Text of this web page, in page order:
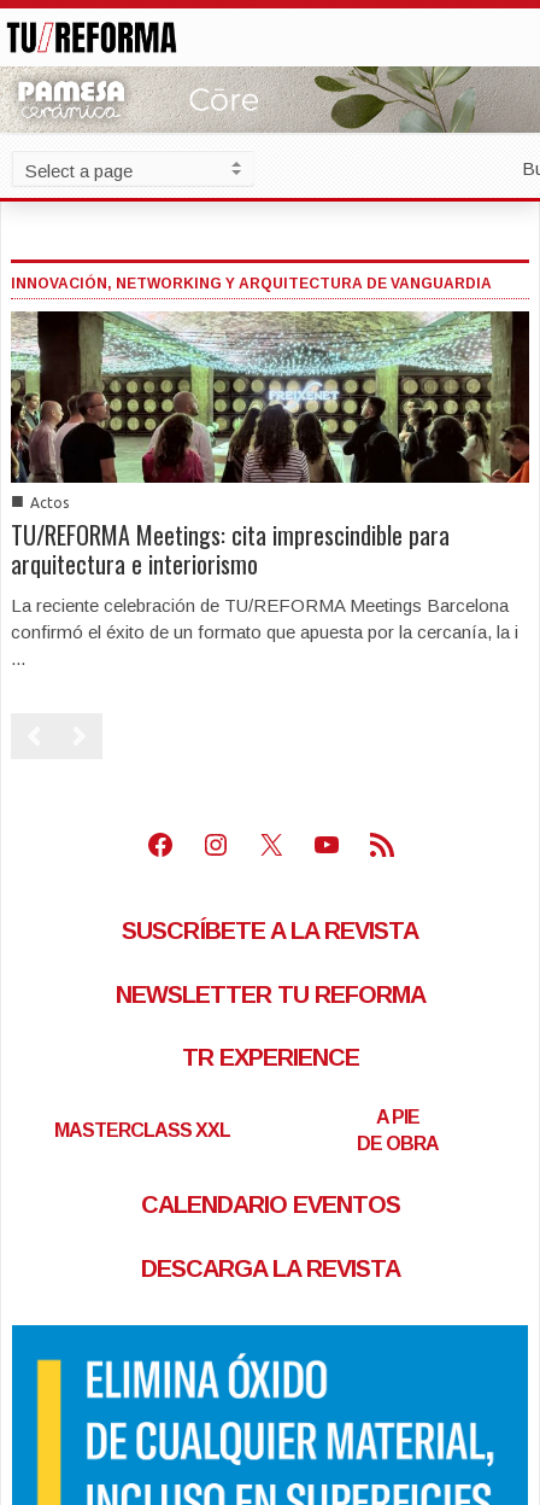
INNOVACIÓN, NETWORKING Y ARQUITECTURA DE VANGUARDIA
■ Actos
TU/REFORMA Meetings: cita imprescindible para
arquitectura e interiorismo
La reciente celebración de TU/REFORMA Meetings Barcelona
confirmó el éxito de un formato que apuesta por la cercanía, la i
...
Facebook
Instagram
X Youtube
Feed RSS
SUSCRÍBETE A LA REVISTA
NEWSLETTER TU REFORMA
TR EXPERIENCE
MASTERCLASS XXL
A PIE
DE OBRA
CALENDARIO EVENTOS
DESCARGA LA REVISTA